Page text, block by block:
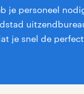
je personeel
je snel de